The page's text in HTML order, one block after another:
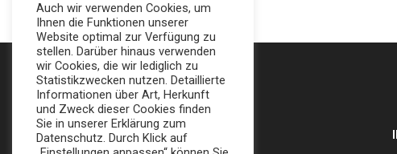
Auch wir verwenden Cookies, um
Ihnen die Funktionen unserer
Website optimal zur Verfügung zu
stellen. Darüber hinaus verwenden
wir Cookies, die wir lediglich zu
Statistikzwecken nutzen. Detaillierte
Informationen über Art, Herkunft
und Zweck dieser Cookies finden
Sie in unserer Erklärung zum
Datenschutz. Durch Klick auf